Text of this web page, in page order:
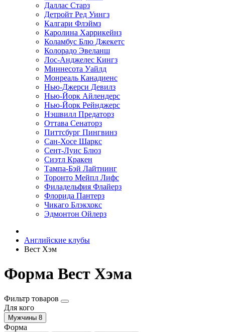
Даллас Старз
Детройт Ред Уингз
Калгари Флэймз
Каролина Харрикейнз
Коламбус Блю Джекетс
Колорадо Эвеланш
Лос-Анджелес Кингз
Миннесота Уайлд
Монреаль Канадиенс
Нью-Джерси Девилз
Нью-Йорк Айлендерс
Нью-Йорк Рейнджерс
Нэшвилл Предаторз
Оттава Сенаторз
Питтсбург Пингвинз
Сан-Хосе Шаркс
Сент-Луис Блюз
Сиэтл Кракен
Тампа-Бэй Лайтнинг
Торонто Мейпл Лифс
Филадельфия Флайерз
Флорида Пантерз
Чикаго Блэкхокс
Эдмонтон Ойлерз
Английские клубы
Вест Хэм
Форма Вест Хэма
Фильтр товаров
Для кого
Мужчины 8
Форма